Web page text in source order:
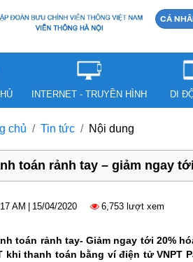
CÁ
INTERNET - TRUYỀN HÌNH DI
chủ Tin tức Nội dung
toán rảnh tay – giảm ngay
AM 15/04/2020 6,753 lượt xem
toán rảnh tay- Giảm ngay tới 20%
khi thanh toán bằng ví điện tử